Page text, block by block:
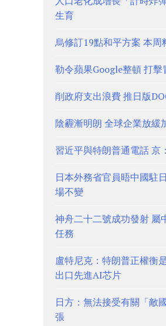
生育
烏修訂19點和平方案 本周
勒令蘋果Google整頓 打擊
削政府支出浪費 推日版
陰霾漸明朗 全球企業放緩
習近平與特朗普通電話 京
日本外務省官員晤中國駐
場不變
神舟二十二號成功發射 屬
任務
盧特尼克：特朗普正權衡
出口先進AI芯片
日方：無法接受有關「敵
張